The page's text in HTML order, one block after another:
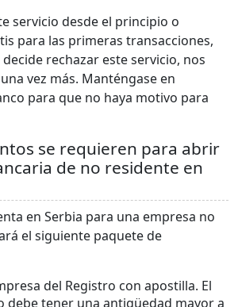
servicio desde el principio o
para las primeras transacciones,
decide rechazar este servicio, nos
vez más. Manténgase en
para que no haya motivo para
se requieren para abrir
de no residente en
en Serbia para una empresa no
el siguiente paquete de
del Registro con apostilla. El
debe tener una antigüedad mayor a